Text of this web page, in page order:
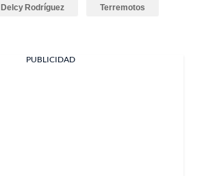
Delcy Rodríguez Terremotos
PUBLICIDAD